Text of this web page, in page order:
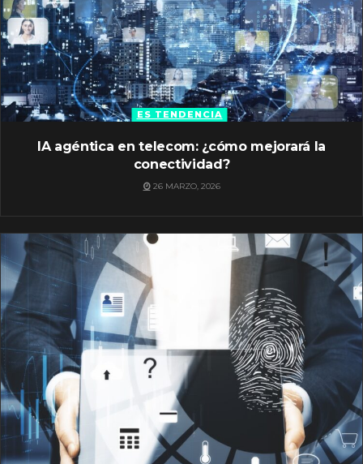
ES TENDENCIA
IA agéntica en telecom: ¿cómo mejorará la
conectividad?
26 MARZO, 2026